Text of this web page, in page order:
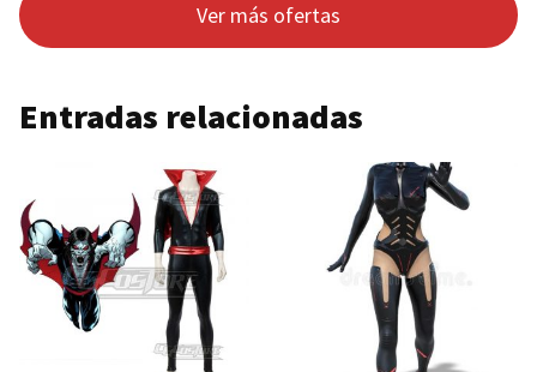
Ver más ofertas
Entradas relacionadas